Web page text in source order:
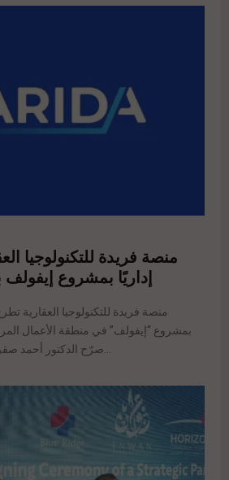
منصة فريدة للتكنولوجيا
إداريًا بمشروع إيفولف
منصة فريدة للتكنولوجيا العقارية تطرح
بمشروع “إيفولف” في منطقة الأعمال
NTG. صرّح الدكتور أحمد صقر، الرئيس التنفيذي...